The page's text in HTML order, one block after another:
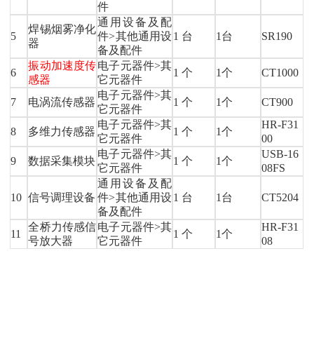
件
5
焊锡烟雾净化
器
通用设备及配
件>其他通用设
备及配件
1 台 1台 SR190
6
振动加速度传
感器
电子元器件>其
它元器件
1 个 1个 CT1000
7 电涡流传感器
电子元器件>其
它元器件
1 个 1个 CT900
8 多维力传感器
电子元器件>其
它元器件
1 个 1个
HR-F31
00
9
数据采集模块
电子元器件>其
它元器件
1 个 1个
USB-16
08FS
10 信号调理设备
通用设备及配
件>其他通用设
备及配件
1 台 1台 CT5204
11
全桥力传感信
号放大器
电子元器件>其
它元器件
1 个 1个
HR-F31
08